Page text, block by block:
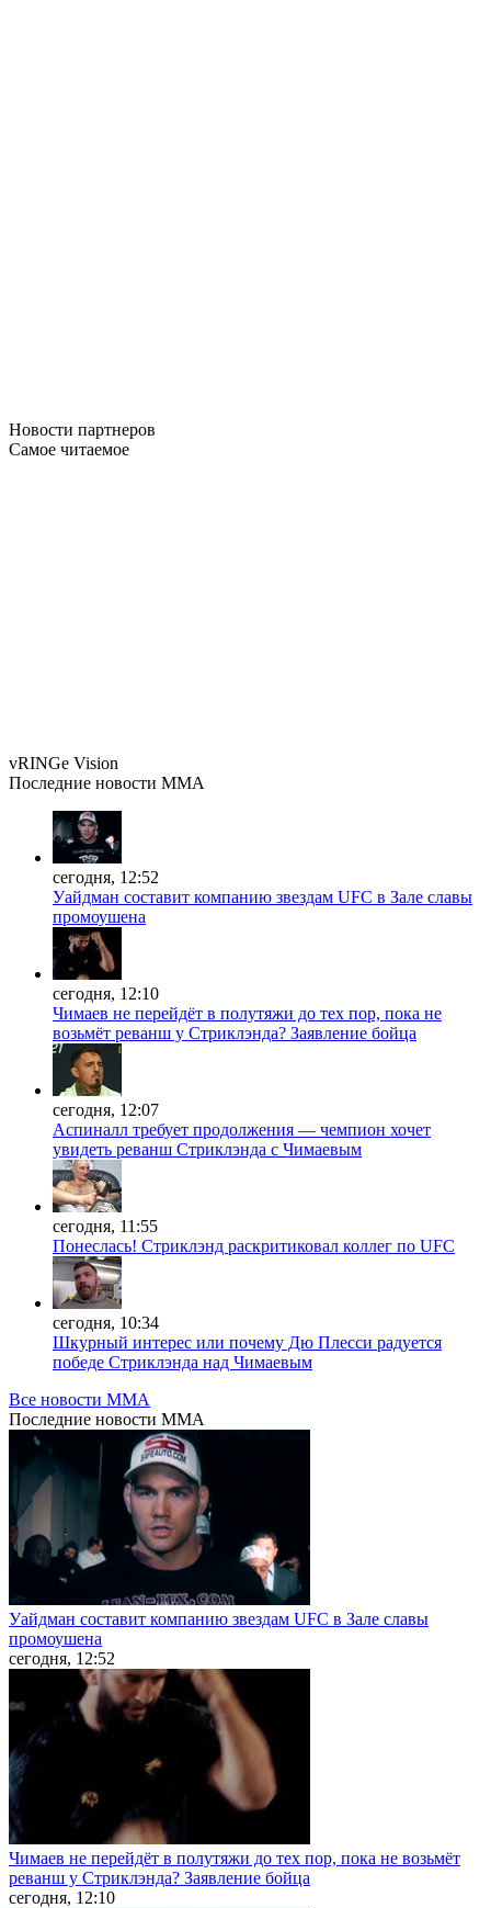
Новости партнеров
Самое читаемое
vRINGe Vision
Последние новости MMA
сегодня, 12:52
Уайдман составит компанию звездам UFC в Зале славы
промоушена
сегодня, 12:10
Чимаев не перейдёт в полутяжи до тех пор, пока не
возьмёт реванш у Стриклэнда? Заявление бойца
сегодня, 12:07
Аспиналл требует продолжения — чемпион хочет
увидеть реванш Стриклэнда с Чимаевым
сегодня, 11:55
Понеслась! Стриклэнд раскритиковал коллег по UFC
сегодня, 10:34
Шкурный интерес или почему Дю Плесси радуется
победе Стриклэнда над Чимаевым
Все новости MMA
Последние новости MMA
Уайдман составит компанию звездам UFC в Зале славы
промоушена
сегодня, 12:52
Чимаев не перейдёт в полутяжи до тех пор, пока не возьмёт
реванш у Стриклэнда? Заявление бойца
сегодня, 12:10